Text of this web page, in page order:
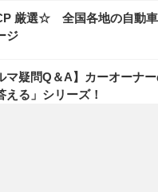
厳選☆ 全国各地の自動車
ジ
マ疑問Q＆A】カーオーナ
える」シリーズ！